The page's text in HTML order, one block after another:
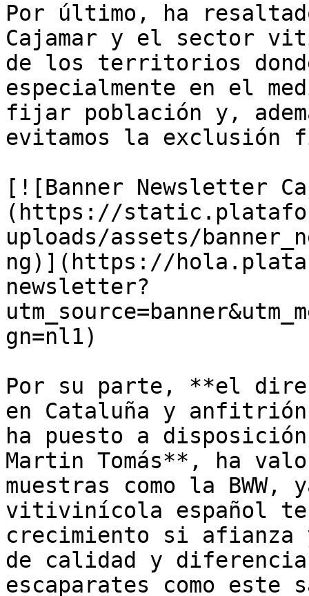
Por último, ha
Cajamar y el sector
de los territorios
especialmente en el
fijar población y,
evitamos la exclusión
[![Banner Newsletter
(https://
uploads/assets/
ng)](https://
newsletter?
gn=nl1)
Por su parte, **el
en Cataluña y
ha puesto a
Martin Tomás**, ha
muestras como la
vitivinícola español
crecimiento si
de calidad y
escaparates como este